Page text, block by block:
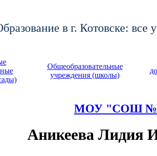
в г. Котовске: все
Общеобразовательные
учреждения (школы)
МОУ "СОШ
Аникеева Лидия